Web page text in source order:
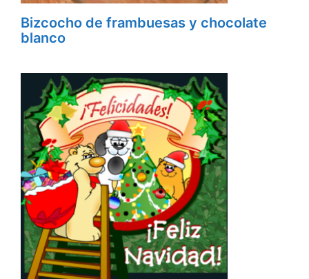
Bizcocho de frambuesas y chocolate
blanco